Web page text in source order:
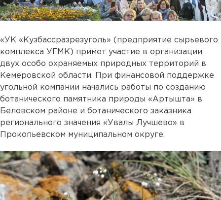
«УК «Кузбассразрезуголь» (предприятие сырьевого
комплекса УГМК) примет участие в организации
двух особо охраняемых природных территорий в
Кемеровской области. При финансовой поддержке
угольной компании начались работы по созданию
ботанического памятника природы «Артышта» в
Беловском районе и ботанического заказника
регионального значения «Увалы Лучшево» в
Прокопьевском муниципальном округе.